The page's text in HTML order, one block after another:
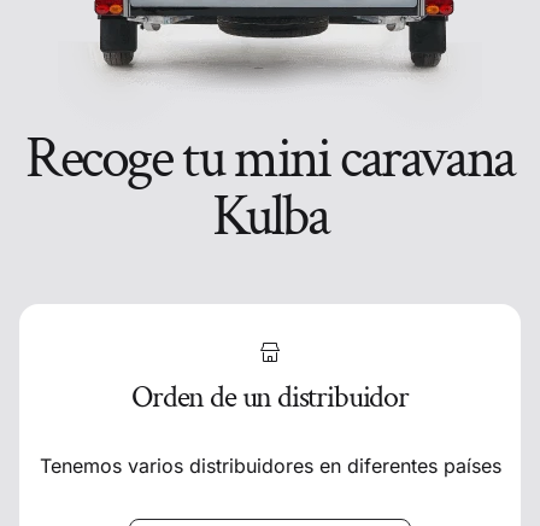
Recoge tu mini caravana
Kulba
Orden de un distribuidor
Tenemos varios distribuidores en diferentes países